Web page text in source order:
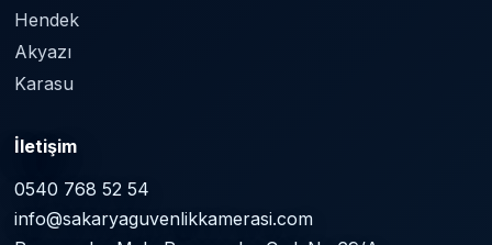
Hendek
Akyazı
Karasu
İletişim
0540 768 52 54
info@sakaryaguvenlikkamerasi.com